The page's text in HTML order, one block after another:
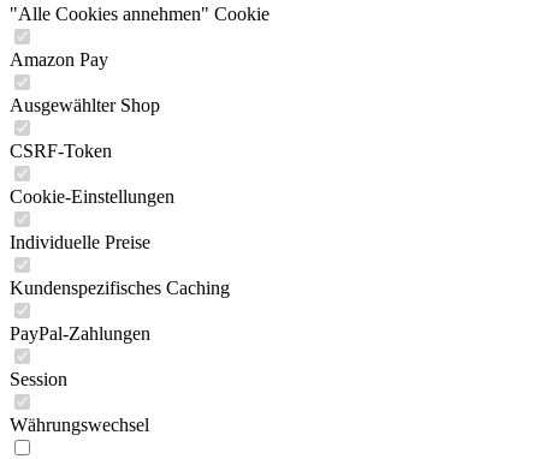
"Alle Cookies annehmen" Cookie
Amazon Pay
Ausgewählter Shop
CSRF-Token
Cookie-Einstellungen
Individuelle Preise
Kundenspezifisches Caching
PayPal-Zahlungen
Session
Währungswechsel